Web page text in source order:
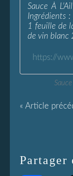
Sauce À
Ingrédients
1 feuille de
de vin blanc
« Article
Partager